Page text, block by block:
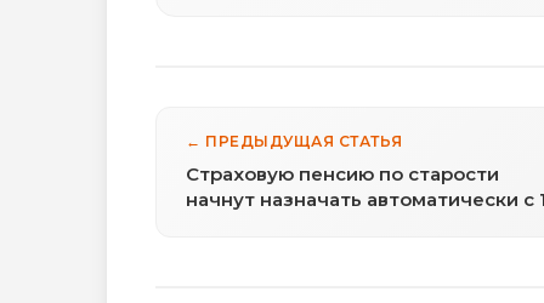
← ПРЕДЫДУЩАЯ СТАТЬЯ
Страховую пенсию по старости
начнут назначать автоматически с